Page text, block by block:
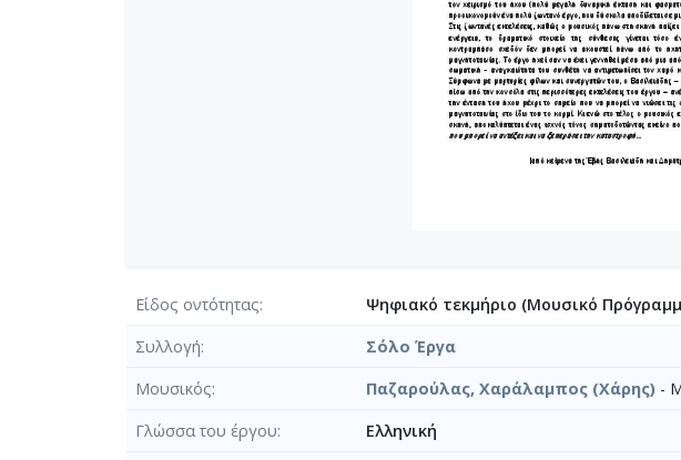
Είδος οντότητας
Ψηφιακό τεκμήριο (Μουσικό
Συλλογή
Σόλο Έργα
Μουσικός
Παζαρούλας, Χαράλαμπος (Χάρης) -
Γλώσσα του έργου
Ελληνική